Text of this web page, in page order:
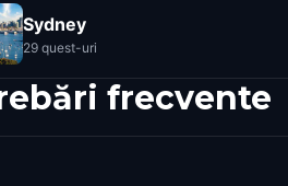
Sydney
29 quest-uri
frecvente